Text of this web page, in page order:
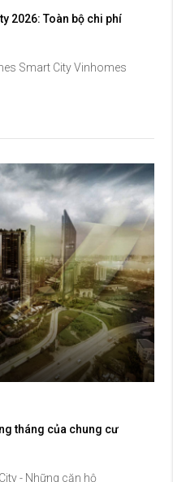
2026: Toàn bộ chi phí
Smart City Vinhomes
tháng của chung cư
- Những căn hộ